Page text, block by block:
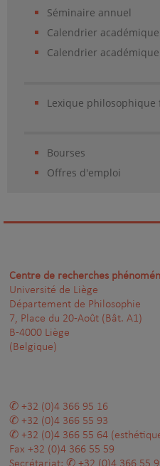
Séminaire annuel
Calendrier académique
Calendrier
Lexique philosophique
Bourses
Offres d'emploi
Centre de recherches
Université de Liège
Département de Philosophie
7, Place du 20-Août (Bât. A1)
B-4000 Liège
(Belgique)
+32 (0)4 366 95 16
+32 (0)4 366 55 93
+32 (0)4 366 55 64
Fax +32 (0)4 366 55 59